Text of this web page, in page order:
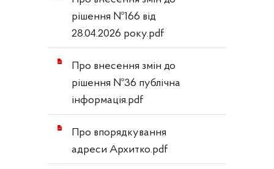
рішення №166 від
28.04.2026 року.pdf
Про внесення змін до
рішення №36 публічна
інформація.pdf
Про впорядкування
адреси Архитко.pdf